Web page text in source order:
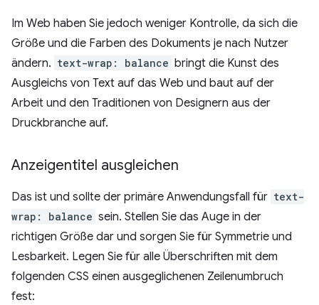
Im Web haben Sie jedoch weniger Kontrolle, da sich die
Größe und die Farben des Dokuments je nach Nutzer
ändern. text-wrap: balance bringt die Kunst des
Ausgleichs von Text auf das Web und baut auf der
Arbeit und den Traditionen von Designern aus der
Druckbranche auf.
Anzeigentitel ausgleichen
Das ist und sollte der primäre Anwendungsfall für text-
wrap: balance sein. Stellen Sie das Auge in der
richtigen Größe dar und sorgen Sie für Symmetrie und
Lesbarkeit. Legen Sie für alle Überschriften mit dem
folgenden CSS einen ausgeglichenen Zeilenumbruch
fest: